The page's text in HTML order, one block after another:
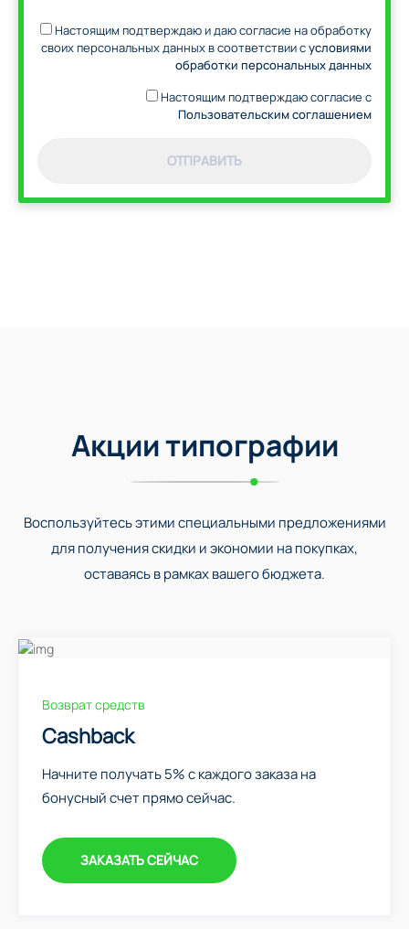
Настоящим подтверждаю и даю согласие на обработку
своих персональных данных в соответствии сусловиями
обработки персональных данных
Настоящим подтверждаю согласие с
Пользовательским соглашением
ОТПРАВИТЬ
Акции типографии
Воспользуйтесь этими специальными предложениями
для получения скидки и экономии на покупках,
оставаясь в рамках вашего бюджета.
Возврат средств
Cashback
Начните получать 5% с каждого заказа на
бонусный счет прямо сейчас.
ЗАКАЗАТЬ СЕЙЧАС